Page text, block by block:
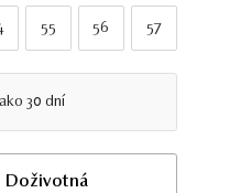
55 56 57
30 dní
Doživotná